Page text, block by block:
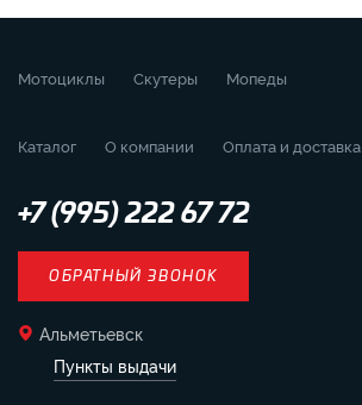
Мотоциклы Скутеры Мопеды
Каталог О компании Оплата и доставка
+7 (995) 222 67 72
ОБРАТНЫЙ ЗВОНОК
Альметьевск
Пункты выдачи